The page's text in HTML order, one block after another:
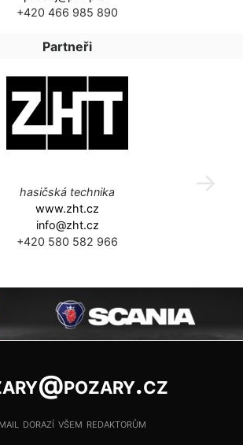
+420 466 985 890
Partneři
hasičská technika
www.zht.cz
info@zht.cz
+420 580 582 966
dorazí všem redaktorům